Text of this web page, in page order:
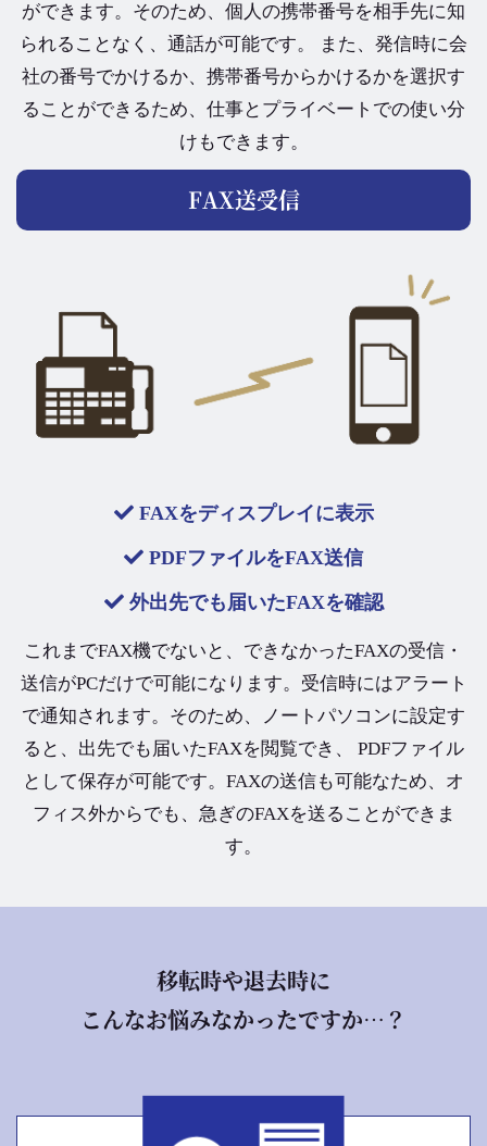
ができます。そのため、個人の携帯番号を相手先に知
られることなく、通話が可能です。 また、発信時に会
社の番号でかけるか、携帯番号からかけるかを選択す
ることができるため、仕事とプライベートでの使い分
けもできます。
FAX送受信
FAXをディスプレイに表示
PDFファイルをFAX送信
外出先でも届いたFAXを確認
これまでFAX機でないと、できなかったFAXの受信・
送信がPCだけで可能になります。受信時にはアラート
で通知されます。そのため、ノートパソコンに設定す
ると、出先でも届いたFAXを閲覧でき、 PDFファイル
として保存が可能です。FAXの送信も可能なため、オ
フィス外からでも、急ぎのFAXを送ることができま
す。
移転時や退去時に
こんなお悩みなかったですか…？